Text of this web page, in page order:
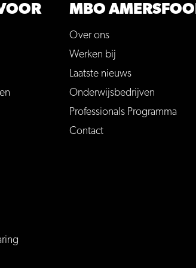
MBO
Over ons
Werken bij
Laatste nieuws
Onderwijsbedrijven
Professionals Programma
Contact
7j0UGw